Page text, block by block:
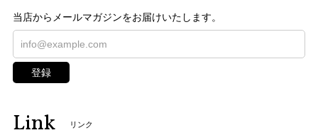
当店からメールマガジンをお届けいたします。
登録
Link リンク